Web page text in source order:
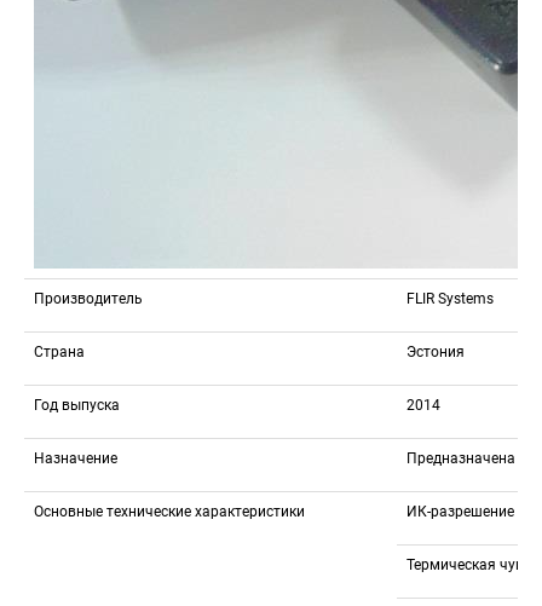
Производитель FLIR Systems
Страна Эстония
Год выпуска 2014
Назначение Предназначена
Основные технические характеристики ИК-разрешение
Термическая